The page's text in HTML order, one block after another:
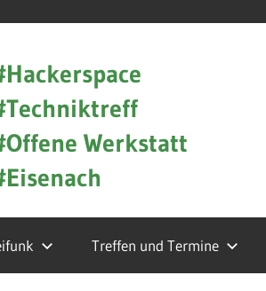
Werkstatt
Treffen und Termine